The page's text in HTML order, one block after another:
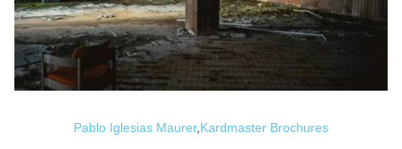
Pablo Iglesias Maurer, Kardmaster Brochures